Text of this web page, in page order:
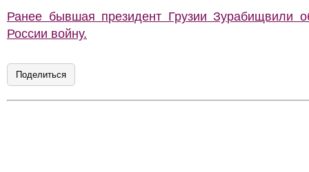
Ранее бывшая президент Грузии Зурабищвили
России войну.
Поделиться